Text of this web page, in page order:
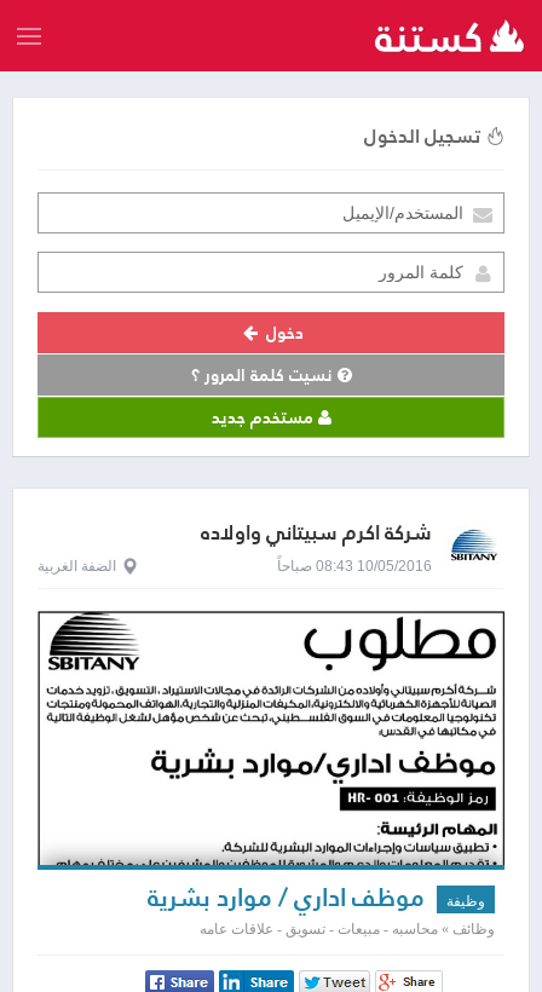
تسجيل الدخول
دخول
نسيت كلمة المرور ؟
مستخدم جديد
شركة اكرم سبيتاني واولاده
10/05/2016 08:43 صباحاً الضفة الغربية
وظيفة موظف اداري / موارد بشرية
وظائف » محاسبه - مبيعات - تسويق - علاقات عامه